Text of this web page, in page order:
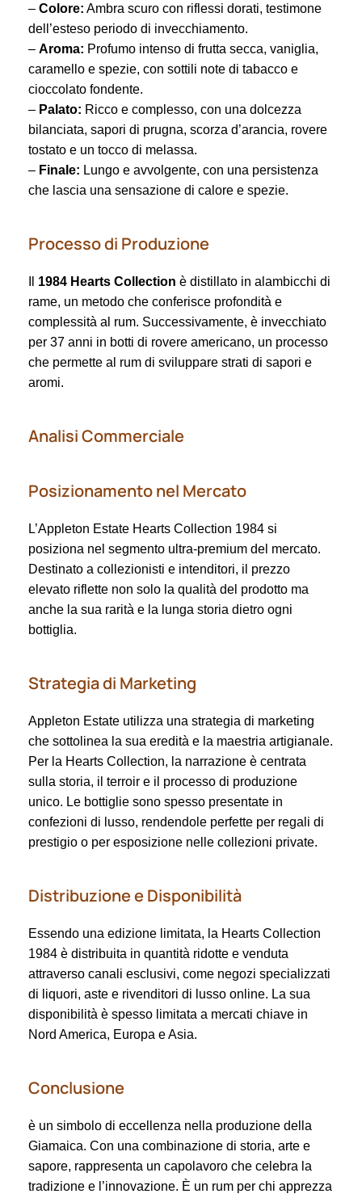
– Colore: Ambra scuro con riflessi dorati, testimone
dell’esteso periodo di invecchiamento.
– Aroma: Profumo intenso di frutta secca, vaniglia,
caramello e spezie, con sottili note di tabacco e
cioccolato fondente.
– Palato: Ricco e complesso, con una dolcezza
bilanciata, sapori di prugna, scorza d’arancia, rovere
tostato e un tocco di melassa.
– Finale: Lungo e avvolgente, con una persistenza
che lascia una sensazione di calore e spezie.
Processo di Produzione
1984 Hearts Collection è distillato in alambicchi di
rame, un metodo che conferisce profondità e
complessità al rum. Successivamente, è invecchiato
per 37 anni in botti di rovere americano, un processo
che permette al rum di sviluppare strati di sapori e
aromi.
Analisi Commerciale
Posizionamento nel Mercato
L’Appleton Estate Hearts Collection 1984 si
posiziona nel segmento ultra-premium del mercato.
Destinato a collezionisti e intenditori, il prezzo
elevato riflette non solo la qualità del prodotto ma
anche la sua rarità e la lunga storia dietro ogni
bottiglia.
Strategia di Marketing
Appleton Estate utilizza una strategia di marketing
che sottolinea la sua eredità e la maestria artigianale.
Per la Hearts Collection, la narrazione è centrata
sulla storia, il terroir e il processo di produzione
unico. Le bottiglie sono spesso presentate in
confezioni di lusso, rendendole perfette per regali di
prestigio o per esposizione nelle collezioni private.
Distribuzione e Disponibilità
Essendo una edizione limitata, la Hearts Collection
1984 è distribuita in quantità ridotte e venduta
attraverso canali esclusivi, come negozi specializzati
di liquori, aste e rivenditori di lusso online. La sua
disponibilità è spesso limitata a mercati chiave in
Nord America, Europa e Asia.
Conclusione
è un simbolo di eccellenza nella produzione della
Giamaica. Con una combinazione di storia, arte e
sapore, rappresenta un capolavoro che celebra la
tradizione e l’innovazione. È un rum per chi apprezza